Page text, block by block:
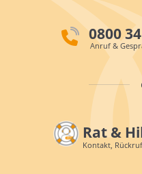
0800
Anruf &
Rat &
Kontakt,